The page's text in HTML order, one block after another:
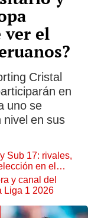
ver el
Cristal
en
uno se
en sus
Sub 17: rivales,
en el
y canal del
Liga 1 2026